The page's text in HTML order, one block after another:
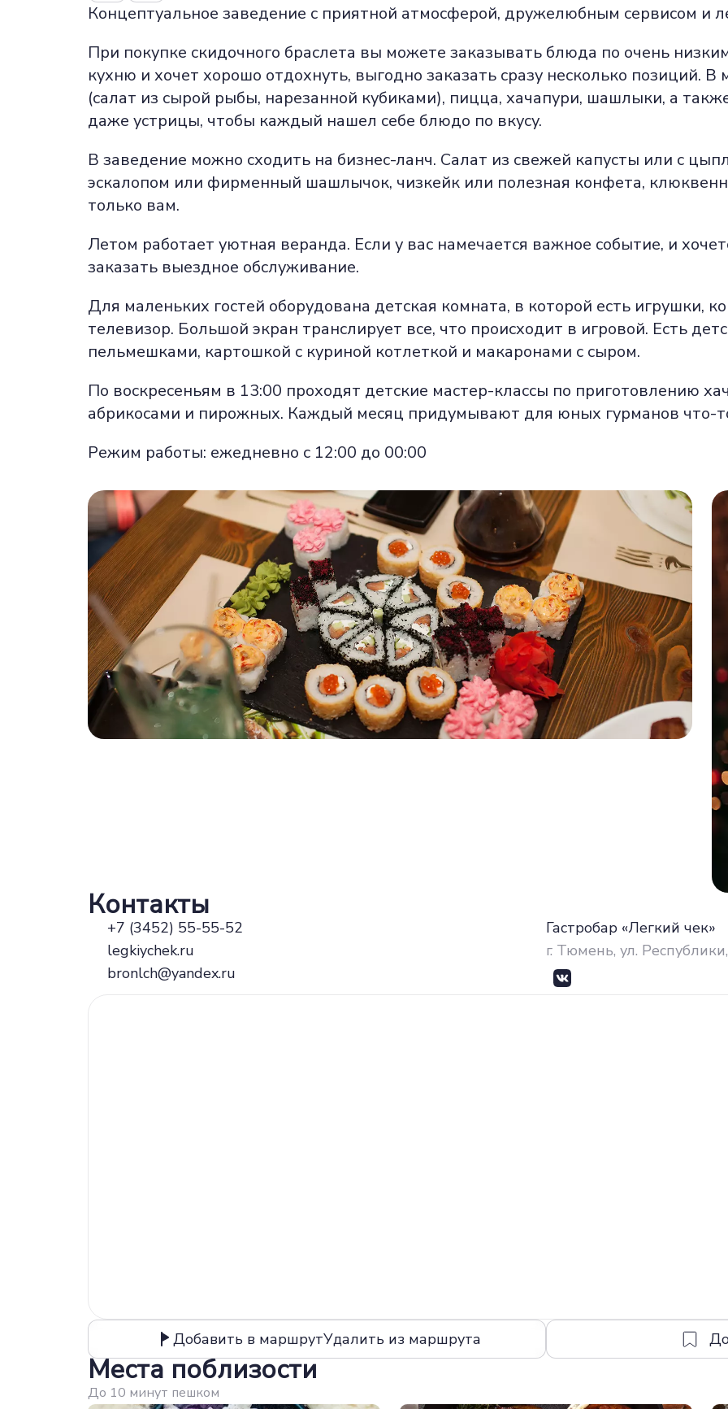
Концептуальное заведение с приятной атмосферой, дружелюбным сервисом и
При покупке скидочного браслета вы можете заказывать блюда по очень
кухню и хочет хорошо отдохнуть, выгодно заказать сразу несколько позиций.
(салат из сырой рыбы, нарезанной кубиками), пицца, хачапури, шашлыки, а
даже устрицы, чтобы каждый нашел себе блюдо по вкусу.
В заведение можно сходить на бизнес-ланч. Салат из свежей капусты или с
эскалопом или фирменный шашлычок, чизкейк или полезная конфета,
только вам.
Летом работает уютная веранда. Если у вас намечается важное событие, и
заказать выездное обслуживание.
Для маленьких гостей оборудована детская комната, в которой есть игрушки,
телевизор. Большой экран транслирует все, что происходит в игровой. Есть
пельмешками, картошкой с куриной котлеткой и макаронами с сыром.
По воскресеньям в 13:00 проходят детские мастер-классы по приготовлению
абрикосами и пирожных. Каждый месяц придумывают для юных гурманов что-
Режим работы: ежедневно с 12:00 до 00:00
Контакты
+7 (3452) 55-55-52
legkiychek.ru
bronlch@yandex.ru
Гастробар «Легкий чек»
г. Тюмень, ул.
Добавить в маршрутУдалить из маршрута
Места поблизости
До 10 минут пешком